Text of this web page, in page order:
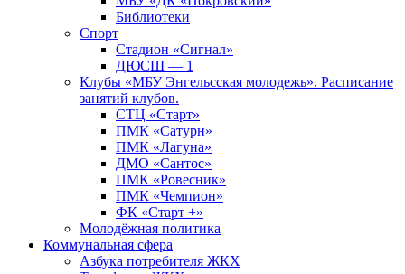
Библиотеки
Спорт
Стадион «Сигнал»
ДЮСШ — 1
Клубы «МБУ Энгельсская молодежь». Расписание
занятий клубов.
СТЦ «Старт»
ПМК «Сатурн»
ПМК «Лагуна»
ДМО «Сантос»
ПМК «Ровесник»
ПМК «Чемпион»
ФК «Старт +»
Молодёжная политика
Коммунальная сфера
Азбука потребителя ЖКХ